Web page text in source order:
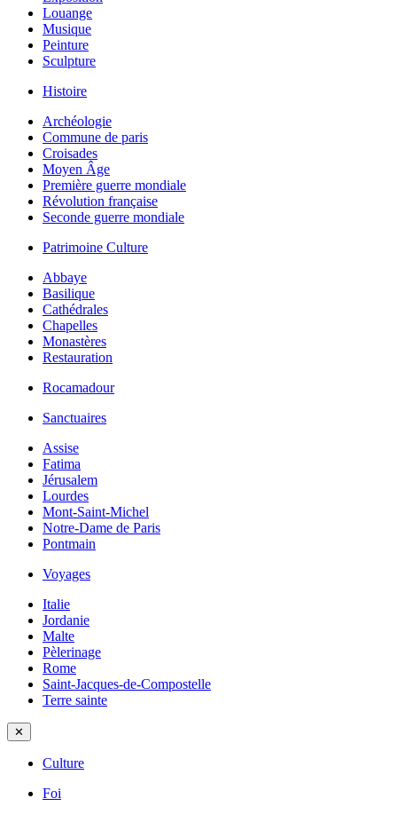
Louange
Musique
Peinture
Sculpture
Histoire
Archéologie
Commune de paris
Croisades
Moyen Âge
Première guerre mondiale
Révolution française
Seconde guerre mondiale
Patrimoine Culture
Abbaye
Basilique
Cathédrales
Chapelles
Monastères
Restauration
Rocamadour
Sanctuaires
Assise
Fatima
Jérusalem
Lourdes
Mont-Saint-Michel
Notre-Dame de Paris
Pontmain
Voyages
Italie
Jordanie
Malte
Pèlerinage
Rome
Saint-Jacques-de-Compostelle
Terre sainte
✕
Culture
Foi